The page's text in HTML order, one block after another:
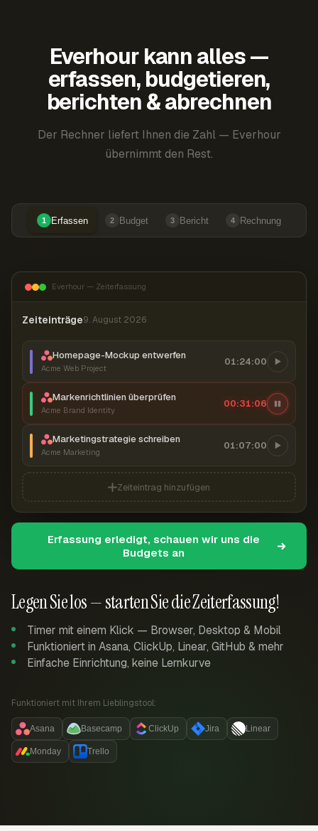
Everhour kann alles —
erfassen, budgetieren,
berichten & abrechnen
Der Rechner liefert Ihnen die Zahl — Everhour
übernimmt den Rest.
1 Erfassen 2 Budget 3 Bericht 4 Rechnung
Legen Sie los — starten Sie die Zeiterfassung!
Timer mit einem Klick — Browser, Desktop & Mobil
Funktioniert in Asana, ClickUp, Linear, GitHub & mehr
Einfache Einrichtung, keine Lernkurve
Funktioniert mit Ihrem Lieblingstool:
Asana Basecamp ClickUp Jira Linear
Monday Trello
Everhour — Zeiterfassung
Zeiteinträge9. August 2026
Homepage-Mockup entwerfen
Acme Web Project
01:24:00
Markenrichtlinien überprüfen
Acme Brand Identity
00:31:07
Marketingstrategie schreiben
Acme Marketing
01:07:00
Zeiteintrag hinzufügen
Erfassung erledigt, schauen wir uns die
Budgets an